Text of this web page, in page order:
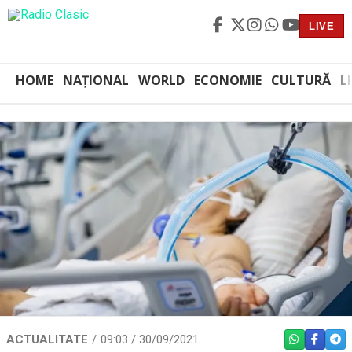
LIVE
HOME NAȚIONAL WORLD ECONOMIE CULTURĂ
ACTUALITATE 09:03 / 30/09/2021 WHATSAPP